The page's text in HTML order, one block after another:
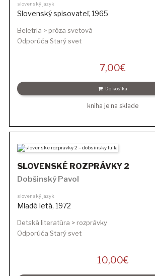
slovenský jazyk
Slovenský spisovateľ, 1965
Beletria > próza svetová
Odporúča Starý svet
7,00€
Do košíka
kniha je na sklade
SLOVENSKÉ ROZPRÁVKY 2
Dobšinský Pavol
slovenský jazyk
Mladé letá, 1972
Detská literatúra > rozprávky
Odporúča Starý svet
10,00€